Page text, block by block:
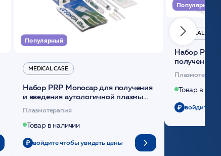
Популярный
MEDICAL CASE
Набор PRP Monocap для получения
и введения аутологичной плазмы
Плазмотерапия
Товар в наличии
войдите чтобы увидеть цены
Популярный
MEDICAL CASE
Набор Plasmoactive Стандарт для
получения
Товар в
войдите